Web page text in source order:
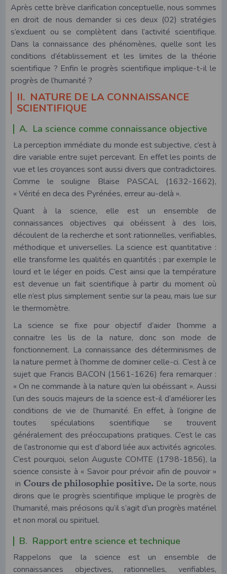
Après cette brève clarification conceptuelle, nous sommes
en droit de nous demander si ces deux (02) stratégies
s’excluent ou se complètent dans l’activité scientifique.
Dans la connaissance des phénomènes, quelle sont les
conditions d’établissement et les limites de la théorie
scientifique ? Enfin le progrès scientifique implique-t-il le
progrès de l’humanité ?
II. NATURE DE LA CONNAISSANCE
SCIENTIFIQUE
A. La science comme connaissance objective
La perception immédiate du monde est subjective, c’est à
dire variable entre sujet percevant. En effet les points de
vue et les croyances sont aussi divers que contradictoires.
Comme le souligne Blaise PASCAL (1632-1662),
« Vérité en deca des Pyrénées, erreur au-delà ».
Quant à la science, elle est un ensemble de
connaissances objectives qui obéissent à des lois,
découlent de la recherche et sont rationnelles, verifiables,
méthodique et universelles. La science est quantitative :
elle transforme les qualités en quantités ; par exemple le
lourd et le léger en poids. C’est ainsi que la température
est devenue un fait scientifique à partir du moment où
elle n’est plus simplement sentie sur la peau, mais lue sur
le thermomètre.
La science se fixe pour objectif d’aider l’homme a
connaitre les lis de la nature, donc son mode de
fonctionnement. La connaissance des déterminismes de
la nature permet à l’homme de dominer celle-ci. C’est à ce
sujet que Francis BACON (1561-1626) fera remarquer :
« On ne commande à la nature qu’en lui obéissant ». Aussi
l’un des soucis majeurs de la science est-il d’améliorer les
conditions de vie de l’humanité. En effet, à l’origine de
toutes spéculations scientifique se trouvent
généralement des préoccupations pratiques. C’est le cas
de l’astronomie qui est d’abord liée aux activités agricoles.
C’est pourquoi, selon Auguste COMTE (1798-1856), la
science consiste à « Savoir pour prévoir afin de pouvoir »
in Coursdephilosophiepositive. De la sorte, nous
dirons que le progrès scientifique implique le progrès de
l’humanité, mais précisons qu’il s’agit d’un progrès matériel
et non moral ou spirituel.
B. Rapport entre science et technique
Rappelons que la science est un ensemble de
connaissances objectives, rationnelles, verifiables,